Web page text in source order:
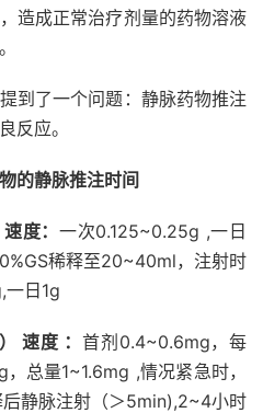
造成正常治疗剂量的药物溶液
到了一个问题：静脉药物推注
反应。
的静脉推注时间
度： 一次0.125~0.25g ,一日
稀释至20~40ml，注射时
日1g
速度 ：首剂0.4~0.6mg，每
总量1~1.6mg ,情况紧急时，
静脉注射（＞5min),2~4小时